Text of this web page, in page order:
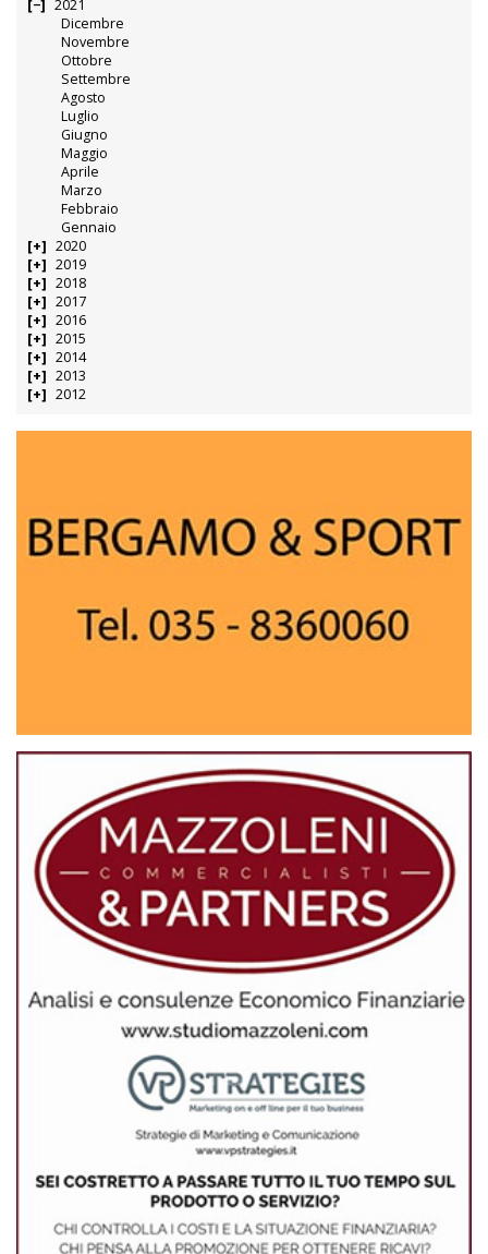
2021
Dicembre
Novembre
Ottobre
Settembre
Agosto
Luglio
Giugno
Maggio
Aprile
Marzo
Febbraio
Gennaio
2020
2019
2018
2017
2016
2015
2014
2013
2012